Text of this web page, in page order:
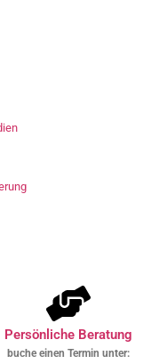
Persönliche Beratung
buche einen Termin unter: